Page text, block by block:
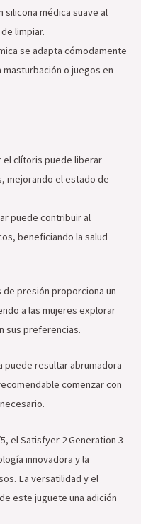
silicona médica suave al
limpiar.
se adapta cómodamente
masturbación o juegos en
el clítoris puede liberar
mejorando el estado de
puede contribuir al
beneficiando la salud
presión proporciona un
a las mujeres explorar
sus preferencias.
puede resultar abrumadora
comenzar con
el Satisfyer 2 Generation 3
innovadora y la
La versatilidad y el
este juguete una adición